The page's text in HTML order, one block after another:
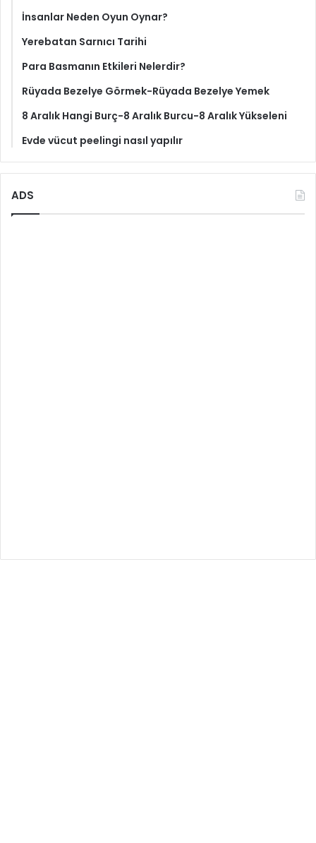
İnsanlar Neden Oyun Oynar?
Yerebatan Sarnıcı Tarihi
Para Basmanın Etkileri Nelerdir?
Rüyada Bezelye Görmek-Rüyada Bezelye Yemek
8 Aralık Hangi Burç-8 Aralık Burcu-8 Aralık Yükseleni
Evde vücut peelingi nasıl yapılır
ADS